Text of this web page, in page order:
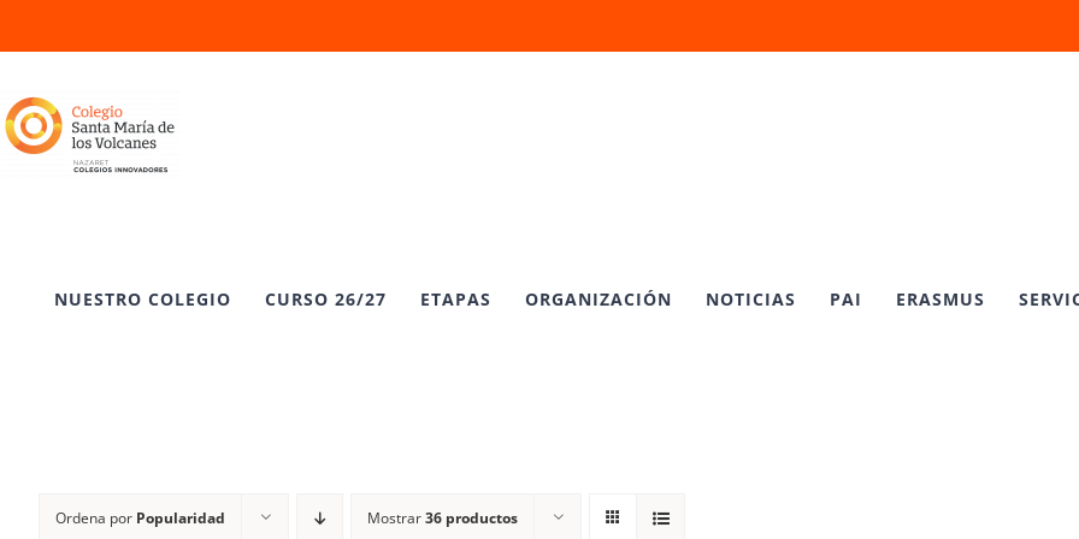
al
contenido
NUESTRO COLEGIO CURSO 26/27 ETAPAS ORGANIZACIÓN NOTICIAS PAI ERASMUS
Ordena por Popularidad Mostrar36 productos